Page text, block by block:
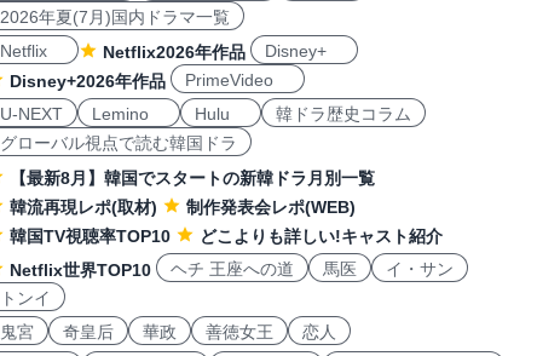
2026年夏(7月)国内ドラマ一覧
Netflix
Netflix2026年作品
Disney+
Disney+2026年作品
PrimeVideo
U-NEXT
Lemino Hulu
韓ドラ歴史コラム
グローバル視点で読む韓国ドラ
【最新8月】韓国でスタートの新韓ドラ月別一覧
韓流再現レポ(取材)
制作発表会レポ(WEB)
韓国TV視聴率TOP10
どこよりも詳しい!キャスト紹介
Netflix世界TOP10
ヘチ 王座への道 馬医
イ・サン
トンイ
鬼宮
奇皇后 華政 善徳女王
恋人